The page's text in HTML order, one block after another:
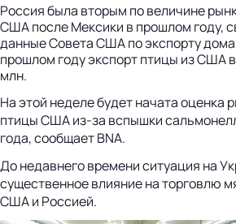
Россия была вторым по величине
США после Мексики в прошлом году,
данные Совета США по экспорту
прошлом году экспорт птицы из США
млн.
На этой неделе будет начата оценка
птицы США из-за вспышки
года, сообщает BNA.
До недавнего времени ситуация на
существенное влияние на торговлю
США и Россией.